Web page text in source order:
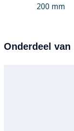
200 mm
Onderdeel van